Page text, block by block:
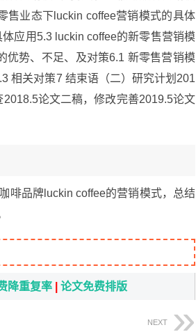
售业态下luckin coffee营销模式的具体
应用5.3 luckin coffee的新零售营销模
优势、不足、及对策6.1 新零售营销模
相关对策7 结束语（二）研究计划201
论文二稿，修改完善2019.5论文
啡品牌luckin coffee的营销模式，总结
降重复率 论文免费排版
NEXT